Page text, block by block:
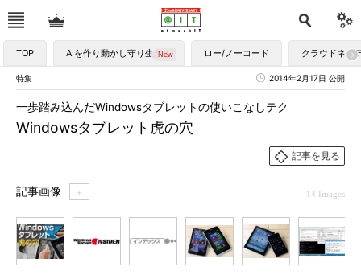
TOP AIを作り動かし守り生かす ロー/ノーコード クラウドネイ
特集 2014年2月17日 公開
Windowsタブレット虎の穴
一歩踏み込んだWindowsタブレットの使いこなしテク
記事を見る
記事画像 ＋ 14 Images